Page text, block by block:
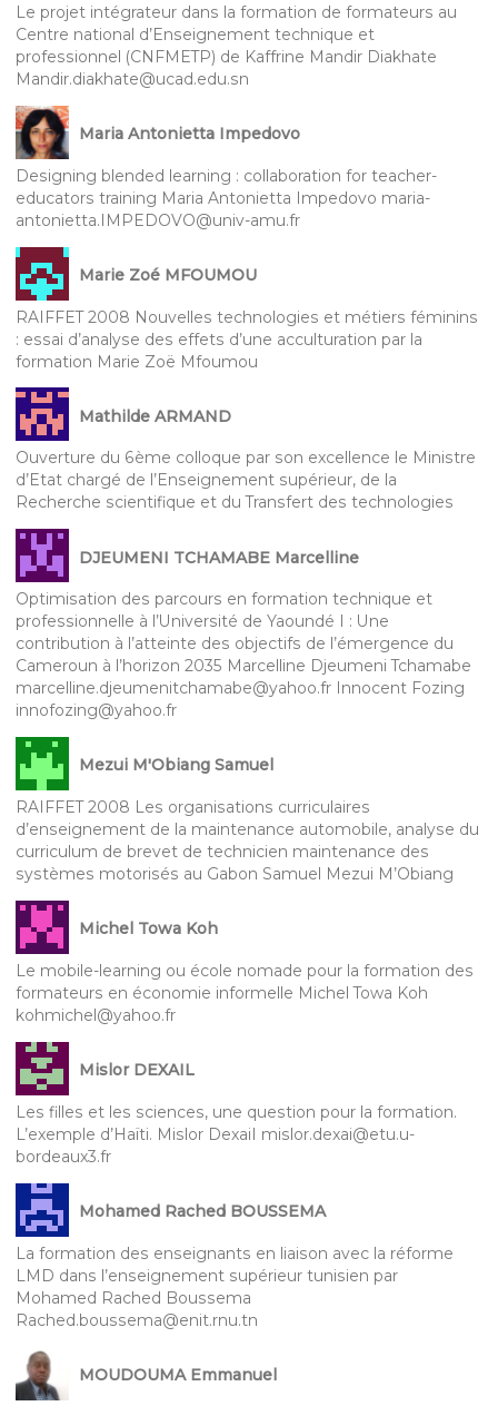
Le projet intégrateur dans la formation de formateurs au
Centre national d’Enseignement technique et
professionnel (CNFMETP) de Kaffrine Mandir Diakhate
Mandir.diakhate@ucad.edu.sn
Maria Antonietta Impedovo
Designing blended learning : collaboration for teacher-
educators training Maria Antonietta Impedovo maria-
antonietta.IMPEDOVO@univ-amu.fr
Marie Zoé MFOUMOU
RAIFFET 2008 Nouvelles technologies et métiers féminins
: essai d’analyse des effets d’une acculturation par la
formation Marie Zoë Mfoumou
Mathilde ARMAND
Ouverture du 6ème colloque par son excellence le Ministre
d’Etat chargé de l’Enseignement supérieur, de la
Recherche scientifique et du Transfert des technologies
DJEUMENI TCHAMABE Marcelline
Optimisation des parcours en formation technique et
professionnelle à l’Université de Yaoundé I : Une
contribution à l’atteinte des objectifs de l’émergence du
Cameroun à l’horizon 2035 Marcelline Djeumeni Tchamabe
marcelline.djeumenitchamabe@yahoo.fr Innocent Fozing
innofozing@yahoo.fr
Mezui M'Obiang Samuel
RAIFFET 2008 Les organisations curriculaires
d’enseignement de la maintenance automobile, analyse du
curriculum de brevet de technicien maintenance des
systèmes motorisés au Gabon Samuel Mezui M’Obiang
Michel Towa Koh
Le mobile-learning ou école nomade pour la formation des
formateurs en économie informelle Michel Towa Koh
kohmichel@yahoo.fr
Mislor DEXAIL
Les filles et les sciences, une question pour la formation.
L’exemple d’Haïti. Mislor DexaiI mislor.dexai@etu.u-
bordeaux3.fr
Mohamed Rached BOUSSEMA
La formation des enseignants en liaison avec la réforme
LMD dans l’enseignement supérieur tunisien par
Mohamed Rached Boussema
Rached.boussema@enit.rnu.tn
MOUDOUMA Emmanuel